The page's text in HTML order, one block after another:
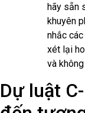
hãy sẵn
khuyên
nhắc
xét lại
và
Dự luật